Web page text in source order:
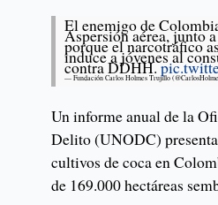
El enemigo de
Aspersión aérea, junto
porque el narcotráfico
induce a jóvenes al
contra DDHH.
— Fundación Carlos Holmes Trujillo
Un informe anual de la
Delito (UNODC)
cultivos de coca en
de 169.000 hectáreas